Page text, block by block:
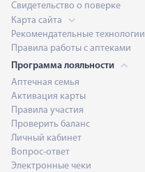
Свидетельство о поверке
Карта сайта
Рекомендательные технологии
Правила работы с аптеками
Программа лояльности
Аптечная семья
Активация карты
Правила участия
Проверить баланс
Личный кабинет
Вопрос-ответ
Электронные чеки